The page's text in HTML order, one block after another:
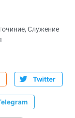
, Служение
Twitter